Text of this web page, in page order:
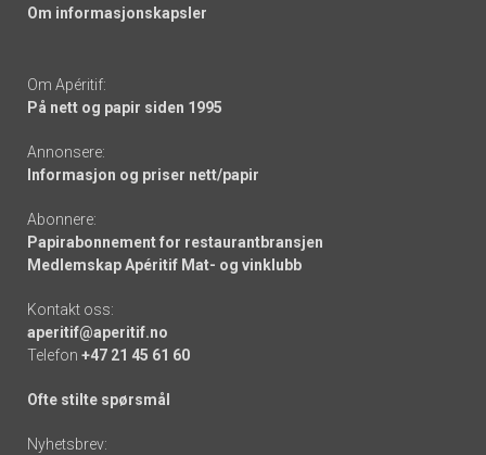
Om informasjonskapsler
Om Apéritif:
På nett og papir siden 1995
Annonsere:
Informasjon og priser nett/papir
Abonnere:
Papirabonnement for restaurantbransjen
Medlemskap Apéritif Mat- og vinklubb
Kontakt oss:
aperitif@aperitif.no
Telefon +47 21 45 61 60
Ofte stilte spørsmål
Nyhetsbrev: